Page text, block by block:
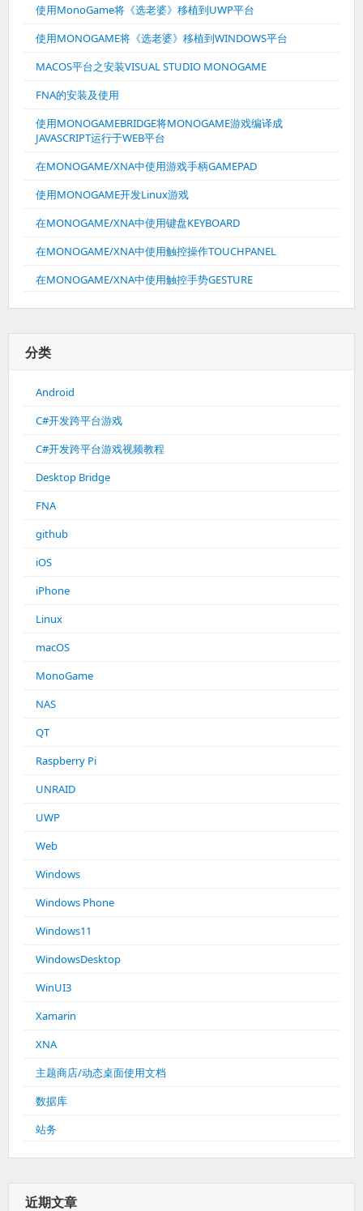
使用MonoGame将《选老婆》移植到UWP平台
使用MONOGAME将《选老婆》移植到WINDOWS平台
MACOS平台之安装VISUAL STUDIO MONOGAME
FNA的安装及使用
使用MONOGAMEBRIDGE将MONOGAME游戏编译成
JAVASCRIPT运行于WEB平台
在MONOGAME/XNA中使用游戏手柄GAMEPAD
使用MONOGAME开发Linux游戏
在MONOGAME/XNA中使用键盘KEYBOARD
在MONOGAME/XNA中使用触控操作TOUCHPANEL
在MONOGAME/XNA中使用触控手势GESTURE
分类
Android
C#开发跨平台游戏
C#开发跨平台游戏视频教程
Desktop Bridge
FNA
github
iOS
iPhone
Linux
macOS
MonoGame
NAS
QT
Raspberry Pi
UNRAID
UWP
Web
Windows
Windows Phone
Windows11
WindowsDesktop
WinUI3
Xamarin
XNA
主题商店/动态桌面使用文档
数据库
站务
近期文章